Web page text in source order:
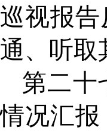
巡视报
通、听取
第二十
情况汇